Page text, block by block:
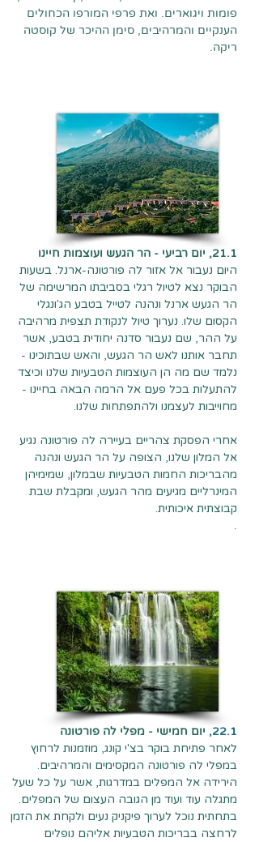
פומות ויגוארים. ואת פרפי המורפו הכחולים
הענקיים והמרהיבים, סימן ההיכר של קוסטה
ריקה.
21.1, יום רביעי - הר הגעש ועוצמות חיינו
היום נעבור אל אזור לה פורטונה-ארנל. בשעות
הבוקר נצא לטיול רגלי בסביבתו המרשימה של
הר הגעש ארנל ונהנה לטייל בטבע הג'ונגלי
הקסום שלו. נערוך טיול לנקודת תצפית מרהיבה
על ההר, שם נעבור סדנה יחודית בטבע, אשר
תחבר אותנו לאש הר הגעש, והאש שבתוכינו -
נלמד שם מה הן העוצמות הטבעיות שלנו וכיצד
להתעלות בכל פעם אל הרמה הבאה בחיינו -
מחוייבות לעצמנו ולהתפתחות שלנו.
אחרי הפסקת צהריים בעיירה לה פורטונה נגיע
אל המלון שלנו, הצופה על הר הגעש ונהנה
מהבריכות החמות הטבעיות שבמלון, שמימיהן
המינרליים מגיעים מהר הגעש, ומקבלת שבת
קבוצתית איכותית.
.
22.1, יום חמישי - מפלי לה פורטונה
לאחר פתיחת בוקר בצ'י קונג, מוזמנות לרחוץ
במפלי לה פורטונה המקסימים והמרהיבים.
הירידה אל המפלים במדרגות, אשר על כל שעל
מתגלה עוד ועוד מן הגובה העצום של המפלים.
בתחתית נוכל לערוך פיקניק נעים ולקחת את הזמן
לרחצה בבריכות הטבעיות אליהם נופלים